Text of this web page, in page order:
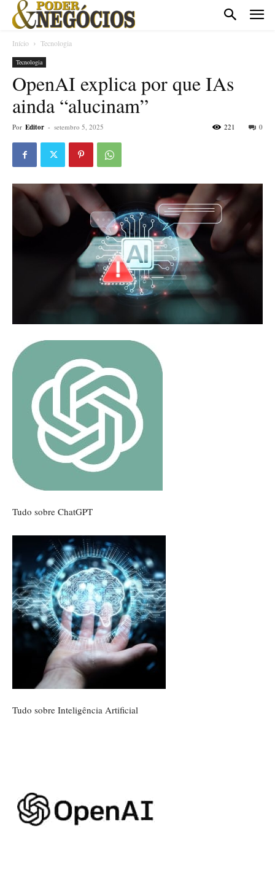
Início Tecnologia
Tecnologia
OpenAI explica por que IAs
ainda “alucinam”
Por Editor - setembro 5, 2025 0
221
Tudo sobre ChatGPT
Tudo sobre Inteligência Artificial